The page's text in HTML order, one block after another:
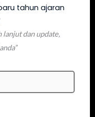
tahun ajaran
lanjut dan update,